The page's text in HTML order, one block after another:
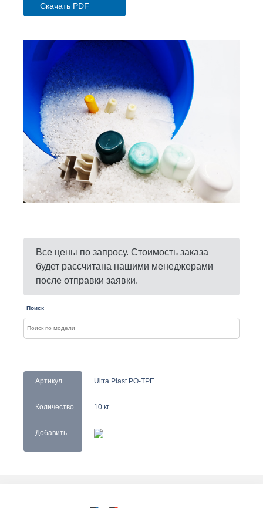
Скачать PDF
Все цены по запросу. Стоимость заказа
будет рассчитана нашими менеджерами
после отправки заявки.
Поиск
Артикул
Количество
Добавить
Ultra Plast PO-TPE
10 кг